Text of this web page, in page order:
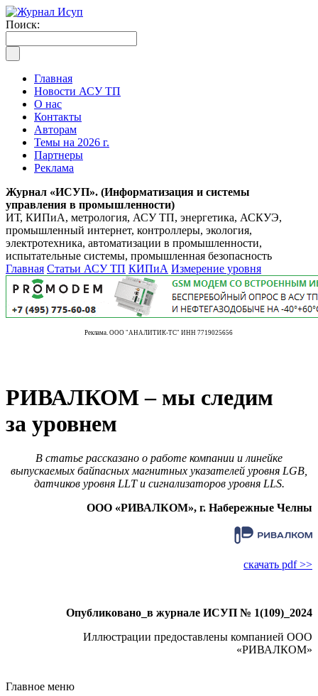
Поиск:
Главная
Новости АСУ ТП
О нас
Контакты
Авторам
Темы на 2026 г.
Партнеры
Реклама
Журнал «ИСУП». (Информатизация и системы
управления в промышленности)
ИТ, КИПиА, метрология, АСУ ТП, энергетика, АСКУЭ,
промышленный интернет, контроллеры, экология,
электротехника, автоматизации в промышленности,
испытательные системы, промышленная безопасность
Главная Статьи АСУ ТП КИПиА Измерение уровня
Реклама. ООО "АНАЛИТИК-ТС" ИНН 7719025656
РИВАЛКОМ – мы следим
за уровнем
В статье рассказано о работе компании и линейке
выпускаемых байпасных магнитных указателей уровня LGB,
датчиков уровня LLT и сигнализаторов уровня LLS.
ООО «РИВАЛКОМ», г. Набережные Челны
скачать pdf >>
Опубликовано_в журнале ИСУП № 1(109)_2024
Иллюстрации предоставлены компанией ООО
«РИВАЛКОМ»
Главное меню